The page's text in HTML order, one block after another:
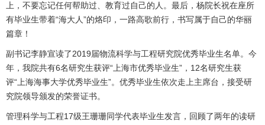
上，不要忘记任何帮助过、教育过自己的人。最后，杨院长祝在座所
有毕业生带着“海大人”的烙印，一路高歌前行，书写属于自己的华丽
篇章！
副书记李静宣读了2019届物流科学与工程研究院优秀毕业生名单。今
年，我院共有6名研究生获评“上海市优秀毕业生”，12名研究生获
评“上海海事大学优秀毕业生”。优秀毕业生依次走上主席台，接受研
究院领导颁发的荣誉证书。
管理科学与工程17级王珊珊同学代表毕业生发言，回顾了两年的读研